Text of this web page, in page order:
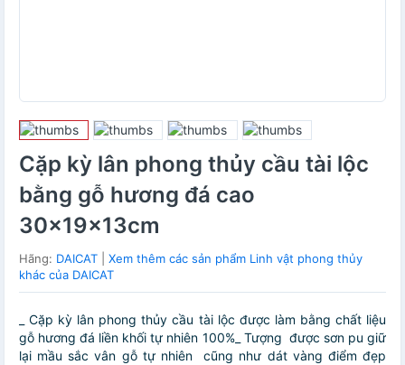
Cặp kỳ lân phong thủy cầu tài lộc
bằng gỗ hương đá cao
30x19x13cm
Hãng: DAICAT
Xem thêm các sản phẩm Linh vật phong thủy
khác của DAICAT
_ Cặp kỳ lân phong thủy cầu tài lộc được làm bằng chất liệu
gỗ hương đá liền khối tự nhiên 100%_ Tượng được sơn pu giữ
lại mầu sắc vân gỗ tự nhiên cũng như dát vàng điểm đẹp